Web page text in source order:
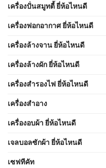
เครื่องปั่นสมูทตี้ ยี่ห้อไหนดี
เครื่องฟอกอากาศ ยี่ห้อไหนดี
เครื่องล้างจาน ยี่ห้อไหนดี
เครื่องล้างผัก ยี่ห้อไหนดี
เครื่องสำรองไฟ ยี่ห้อไหนดี
เครื่องสำอาง
เครื่องอบผ้า ยี่ห้อไหนดี
เจลบอลซักผ้า ยี่ห้อไหนดี
เซฟทีคัท